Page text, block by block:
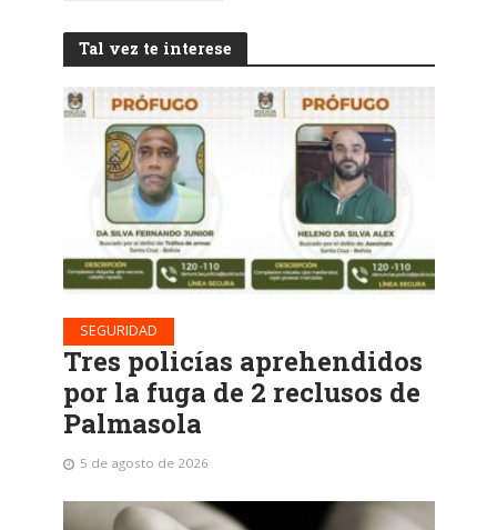
Tal vez te interese
SEGURIDAD
Tres policías aprehendidos
por la fuga de 2 reclusos de
Palmasola
5 de agosto de 2026